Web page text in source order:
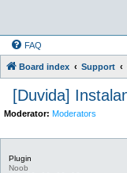
FAQ
Board index Support
[Duvida]
Moderator: Moderators
Plugin
Noob